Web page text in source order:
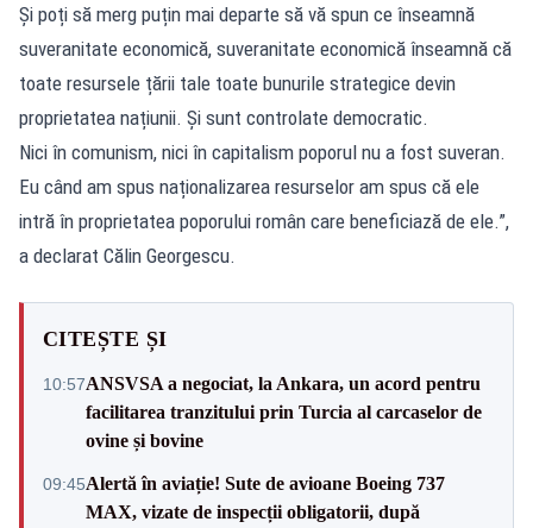
Și poți să merg puțin mai departe să vă spun ce înseamnă
suveranitate economică, suveranitate economică înseamnă că
toate resursele țării tale toate bunurile strategice devin
proprietatea națiunii. Și sunt controlate democratic.
Nici în comunism, nici în capitalism poporul nu a fost suveran.
Eu când am spus naționalizarea resurselor am spus că ele
intră în proprietatea poporului român care beneficiază de ele.”,
a declarat Călin Georgescu.
CITEȘTE ȘI
10:57ANSVSA a negociat, la Ankara, un acord pentru
facilitarea tranzitului prin Turcia al carcaselor de
ovine și bovine
09:45Alertă în aviație! Sute de avioane Boeing 737
MAX, vizate de inspecții obligatorii, după